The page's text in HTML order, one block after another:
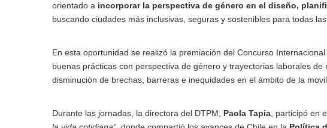
orientado a incorporar la perspectiva de género en el diseño,
buscando ciudades más inclusivas, seguras y sostenibles para todas las
En esta oportunidad se realizó la premiación del Concurso
buenas prácticas con perspectiva de género y trayectorias laborales
disminución de brechas, barreras e inequidades en el ámbito de la
Durante las jornadas, la directora del DTPM, Paola Tapia , participó en